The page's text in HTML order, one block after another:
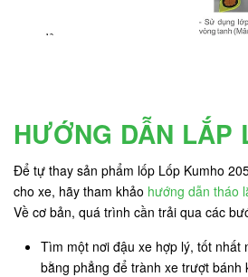
HƯỚNG DẪN LẮP
Để tự thay sản phẩm lốp Lốp Kumho
cho xe, hãy tham khảo hướng dẫn tháo
Về cơ bản, quá trình cần trải qua các
Tìm một nơi đậu xe hợp lý, tốt nhất
bằng phẳng để trành xe trượt bánh